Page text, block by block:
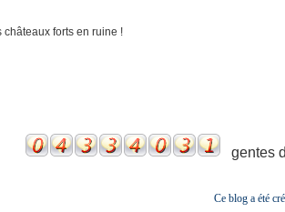
gentes
Ce blog a été